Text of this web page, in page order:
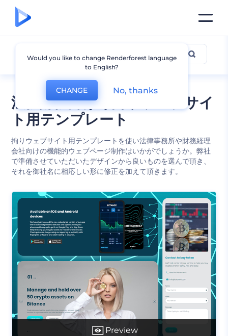
法務財務向け専門家ウェブサイ
ト用テンプレート
拘りウェブサイト用テンプレートを使い法律事務所や財務経理
会社向けの機能的ウェブページ制作はいかがでしょうか。弊社
で準備させていただいたデザインから良いものを選んで頂き、
それを御社名に相応しい形に修正を加えて頂きます。
法律と金融
Preview
Would you like to change Renderforest language
to English?
CHANGE No, thanks